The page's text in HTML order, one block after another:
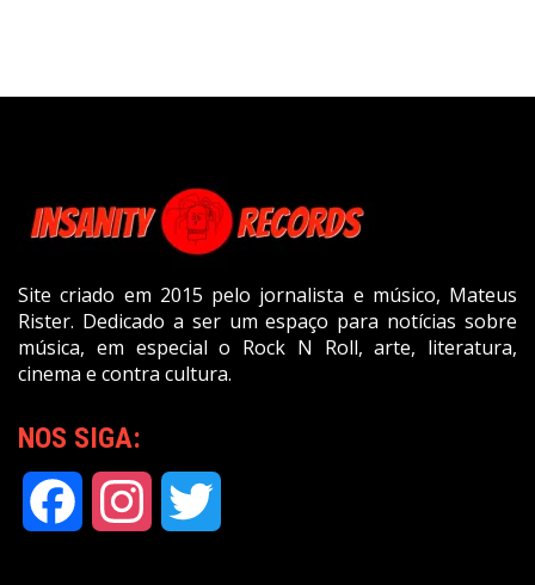
Site criado em 2015 pelo jornalista e músico, Mateus
Rister. Dedicado a ser um espaço para notícias sobre
música, em especial o Rock N Roll, arte, literatura,
cinema e contra cultura.
NOS SIGA:
Facebook Instagram